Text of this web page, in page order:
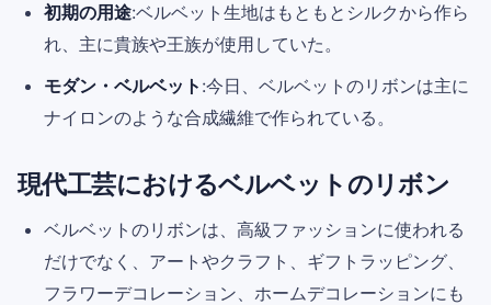
初期の用途:ベルベット生地はもともとシルクから作ら
れ、主に貴族や王族が使用していた。
モダン・ベルベット :今日、ベルベットのリボンは主に
ナイロンのような合成繊維で作られている。
現代工芸におけるベルベットのリボン
ベルベットのリボンは、高級ファッションに使われる
だけでなく、アートやクラフト、ギフトラッピング、
フラワーデコレーション、ホームデコレーションにも